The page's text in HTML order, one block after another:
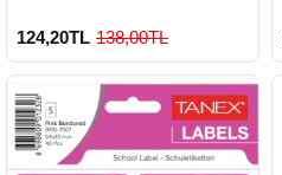
124,20TL 138,00TL